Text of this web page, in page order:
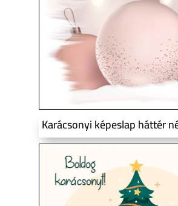
Karácsonyi képeslap háttér